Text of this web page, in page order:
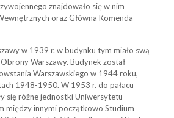
Central Library w sieci
UW (komputery
znajdowało się w nim
oraz Główna Komenda
w 1939 r. w budynku tym miało swą
Warszawy. Budynek został
Warszawskiego w 1944 roku,
1948-1950. W 1953 r. do pałacu
się różne jednostki Uniwersytetu
między innymi początkowo Studium